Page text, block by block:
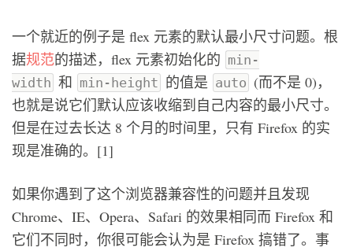
一个就近的例子是 flex 元素的默认最小尺寸问题。根
据规范的描述，flex 元素初始化的 min-
width 和 min-height 的值是 auto (而不是 0)，
也就是说它们默认应该收缩到自己内容的最小尺寸。
但是在过去长达 8 个月的时间里，只有 Firefox 的实
现是准确的。[1]
如果你遇到了这个浏览器兼容性的问题并且发现
Chrome、IE、Opera、Safari 的效果相同而 Firefox 和
它们不同时，你很可能会认为是 Firefox 搞错了。事